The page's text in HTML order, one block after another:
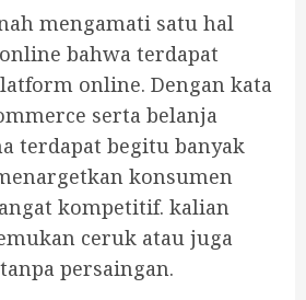
mengamati satu hal
bahwa terdapat
online. Dengan kata
serta belanja
terdapat begitu banyak
konsumen
kompetitif. kalian
ceruk atau juga
persaingan.